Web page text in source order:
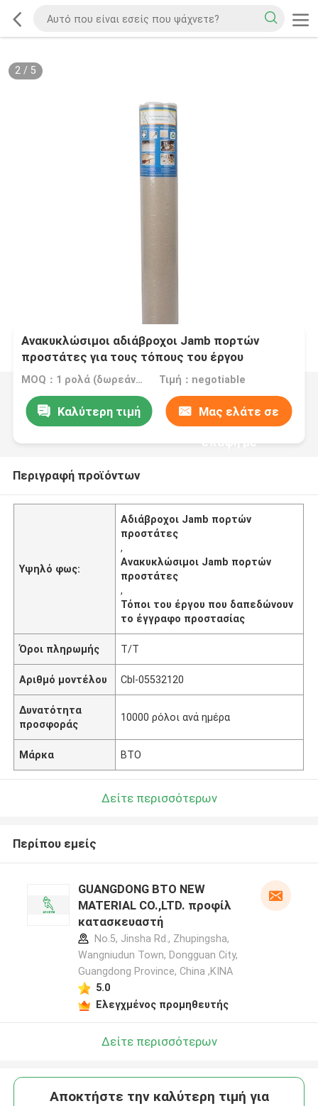
2/ 5
Ανακυκλώσιμοι αδιάβροχοι Jamb πορτών
προστάτες για τους τόπους του έργου
MOQ：1 ρολά (δωρεάν δείγμα μεγέθους A4) Τιμή：negotiable
Καλύτερη τιμή Μας ελάτε σε
επαφή με
Περιγραφή προϊόντων
Υψηλό φως:
Αδιάβροχοι Jamb πορτών
προστάτες
,
Ανακυκλώσιμοι Jamb πορτών
προστάτες
,
Τόποι του έργου που δαπεδώνουν
το έγγραφο προστασίας
Όροι πληρωμής T/T
Αριθμό μοντέλου Cbl-05532120
Δυνατότητα
προσφοράς
10000 ρόλοι ανά ημέρα
Μάρκα BTO
Δείτε περισσότερων
Περίπου εμείς
GUANGDONG BTO NEW
MATERIAL CO.,LTD. προφίλ
κατασκευαστή
No.5, Jinsha Rd., Zhupingsha,
Wangniudun Town, Dongguan City,
Guangdong Province, China ,ΚΙΝΑ
5.0
Ελεγχμένος προμηθευτής
Δείτε περισσότερων
Αποκτήστε την καλύτερη τιμή για